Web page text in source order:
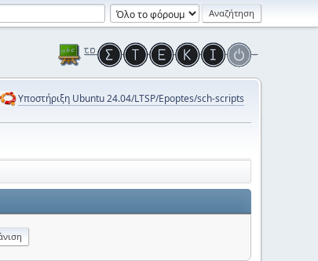
Υποστήριξη Ubuntu 24.04/LTSP/Epoptes/sch-scripts